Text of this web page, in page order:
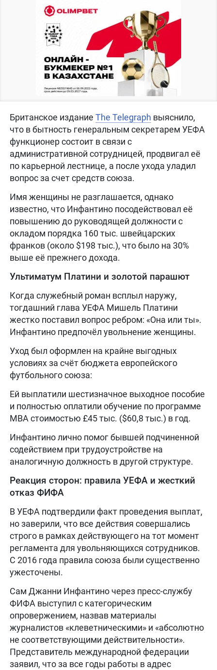
Британское издание The Telegraph выяснило,
что в бытность генеральным секретарем УЕФА
функционер состоит в связи с
административной сотрудницей, продвигал её
по карьерной лестнице, а после ухода уладил
вопрос за счет средств союза.
Имя женщины не разглашается, однако
известно, что Инфантино посодействовал её
повышению до руководящей должности с
окладом порядка 160 тыс. швейцарских
франков (около $198 тыс.), что было на 30%
выше её прежнего дохода.
Ультиматум Платини и золотой парашют
Когда служебный роман всплыл наружу,
тогдашний глава УЕФА Мишель Платини
жестко поставил вопрос ребром: «Она или ты».
Инфантино предпочёл увольнение женщины.
Уход был оформлен на крайне выгодных
условиях за счёт бюджета европейского
футбольного союза:
Ей выплатили шестизначное выходное пособие
и полностью оплатили обучение по программе
MBA стоимостью £45 тыс. ($60,8 тыс.) в год.
Инфантино лично помог бывшей подчиненной
содействием при трудоустройстве на
аналогичную должность в другой структуре.
Реакция сторон: правила УЕФА и жесткий
отказ ФИФА
В УЕФА подтвердили факт проведения выплат,
но заверили, что все действия совершались
строго в рамках действующего на тот момент
регламента для увольняющихся сотрудников.
С 2016 года правила союза были существенно
ужесточены.
Сам Джанни Инфантино через пресс-службу
ФИФА выступил с категорическим
опровержением, назвав материалы
журналистов «клеветническими» и «абсолютно
не соответствующими действительности».
Представитель международной федерации
заявил, что за все годы работы в адрес